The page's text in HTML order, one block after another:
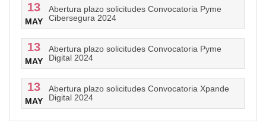
13
MAY
Abertura plazo solicitudes Convocatoria Pyme
Cibersegura 2024
13
MAY
Abertura plazo solicitudes Convocatoria Pyme
Digital 2024
13
MAY
Abertura plazo solicitudes Convocatoria Xpande
Digital 2024